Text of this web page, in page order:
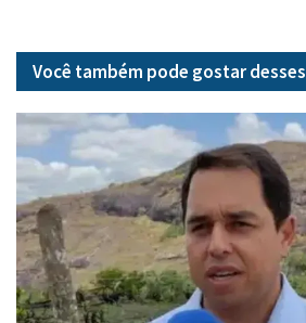
Você também pode gostar desses